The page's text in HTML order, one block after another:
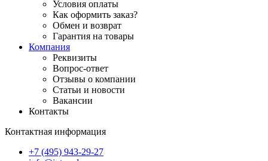
Условия оплаты
Как оформить заказ?
Обмен и возврат
Гарантия на товары
Компания
Реквизиты
Вопрос-ответ
Отзывы о компании
Статьи и новости
Вакансии
Контакты
Контактная информация
+7 (495) 943-29-27